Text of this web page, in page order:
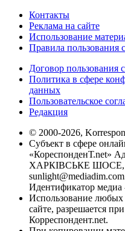
Контакты
Реклама на сайте
Использование
Правила пользования
Договор пользования
Политика в сфере
данных
Пользовательское
Редакция
© 2000-2026,
Субъект в сфере
«КореспонденТ.net»
ХАРКІВСЬКЕ ШОСЕ,
Идентификатор медиа
Использование
сайте, разрешается
Корреспондент.net.